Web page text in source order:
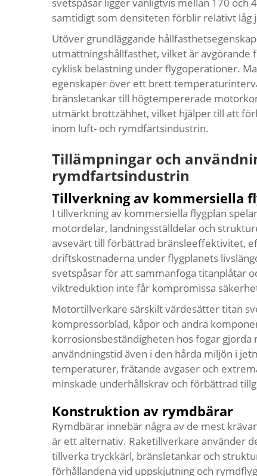
samtidigt som densiteten förblir relativt
Utöver grundläggande
utmattningshållfasthet, vilket är
cyklisk belastning under flygoperationer.
egenskaper över ett brett
bränsletankar till högtempererade
utmärkt brottzähhet, vilket hjälper till att
inom luft- och rymdfartsindustrin.
Tillämpningar och
rymdfartsindustrin
Tillverkning av kommersiella
I tillverkning av kommersiella flygplan
motordelar, landningsställdelar och
avsevärt till förbättrad bränsleeffektivitet,
driftskostnaderna under flygplanets
svetspåsar för att sammanfoga titanplåtar
viktreduktion inte får kompromissa
Motortillverkare särskilt värdesätter titan
kompressorblad, kåpor och andra
korrosionsbeständigheten hos fogar
användningstid även i den hårda miljön i
temperaturer, frätande avgaser och
minskade underhållskrav och förbättrad
Konstruktion av rymdbärar
Rymdbärar innebär några av de mest
är ett alternativ. Raketillverkare använder
tillverka tryckkärl, bränsletankar och
förhållandena vid uppskjutning och